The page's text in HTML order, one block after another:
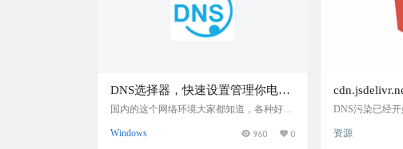
DNS选择器，快速设置管理你电脑
的DNS服务器，选择最佳网络DNS
国内的这个网络环境大家都知道，各种好用
有时候部分网站都无法访问，今天给大家分
Windows 960 0
换解决方案
DNS污染已经开
资源